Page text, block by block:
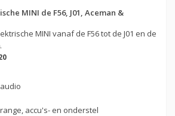
MINI de F56, J01, Aceman &
MINI vanaf de F56 tot de J01 en de
accu's- en onderstel